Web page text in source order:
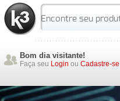
Bom dia visitante!
Faça seu Login ou Cadastre-se